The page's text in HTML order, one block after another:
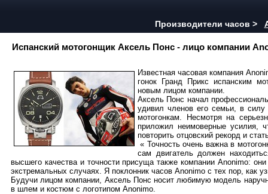
Производители часов >
Испанский мотогонщик Аксель Понс - лицо компании
Известная часовая компания
гонок Гранд Прикс испанским
новым лицом компании.
Аксель Понс начал
удивил членов его семьи, в
мотогонкам. Несмотря на
приложил неимоверные усилия,
повторить отцовский рекорд и
« Точность очень важна в
сам двигатель должен
высшего качества и точности присуща также компании Anonimo:
экстремальных случаях. Я поклонник часов Anonimo с тех пор, как
Будучи лицом компании, Аксель Понс носит любимую модель
в шлем и костюм с логотипом Anonimo.